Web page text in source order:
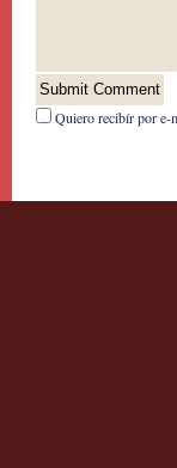
Quiero recibír por e-